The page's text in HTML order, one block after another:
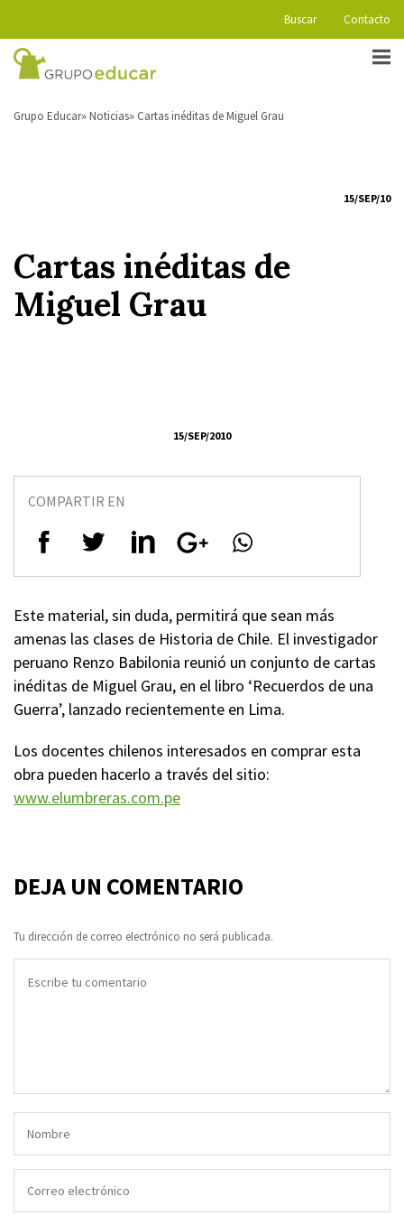
Buscar Contacto
Grupo Educar Noticias Cartas inéditas de Miguel Grau
15/SEP/10
Cartas inéditas de
Miguel Grau
15/SEP/2010
COMPARTIR EN
Este material, sin duda, permitirá que sean más
amenas las clases de Historia de Chile. El investigador
peruano Renzo Babilonia reunió un conjunto de cartas
inéditas de Miguel Grau, en el libro ‘Recuerdos de una
Guerra’, lanzado recientemente en Lima.
Los docentes chilenos interesados en comprar esta
obra pueden hacerlo a través del sitio:
www.elumbreras.com.pe
DEJA UN COMENTARIO
Tu dirección de correo electrónico no será publicada.